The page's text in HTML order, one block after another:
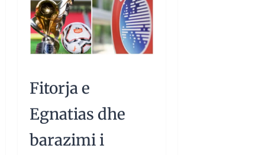
Fitorja e
Egnatias dhe
barazimi i